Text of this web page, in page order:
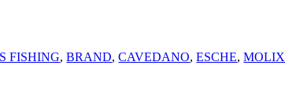
FISHING,BRAND,CAVEDANO,ESCHE,MOLIX